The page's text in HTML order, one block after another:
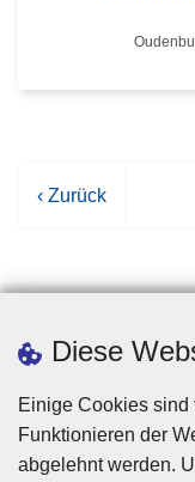
Diese
Einige Cookies
Funktionieren der
abgelehnt werden.
Standort
V
h
g
e
S
‹ Zurück